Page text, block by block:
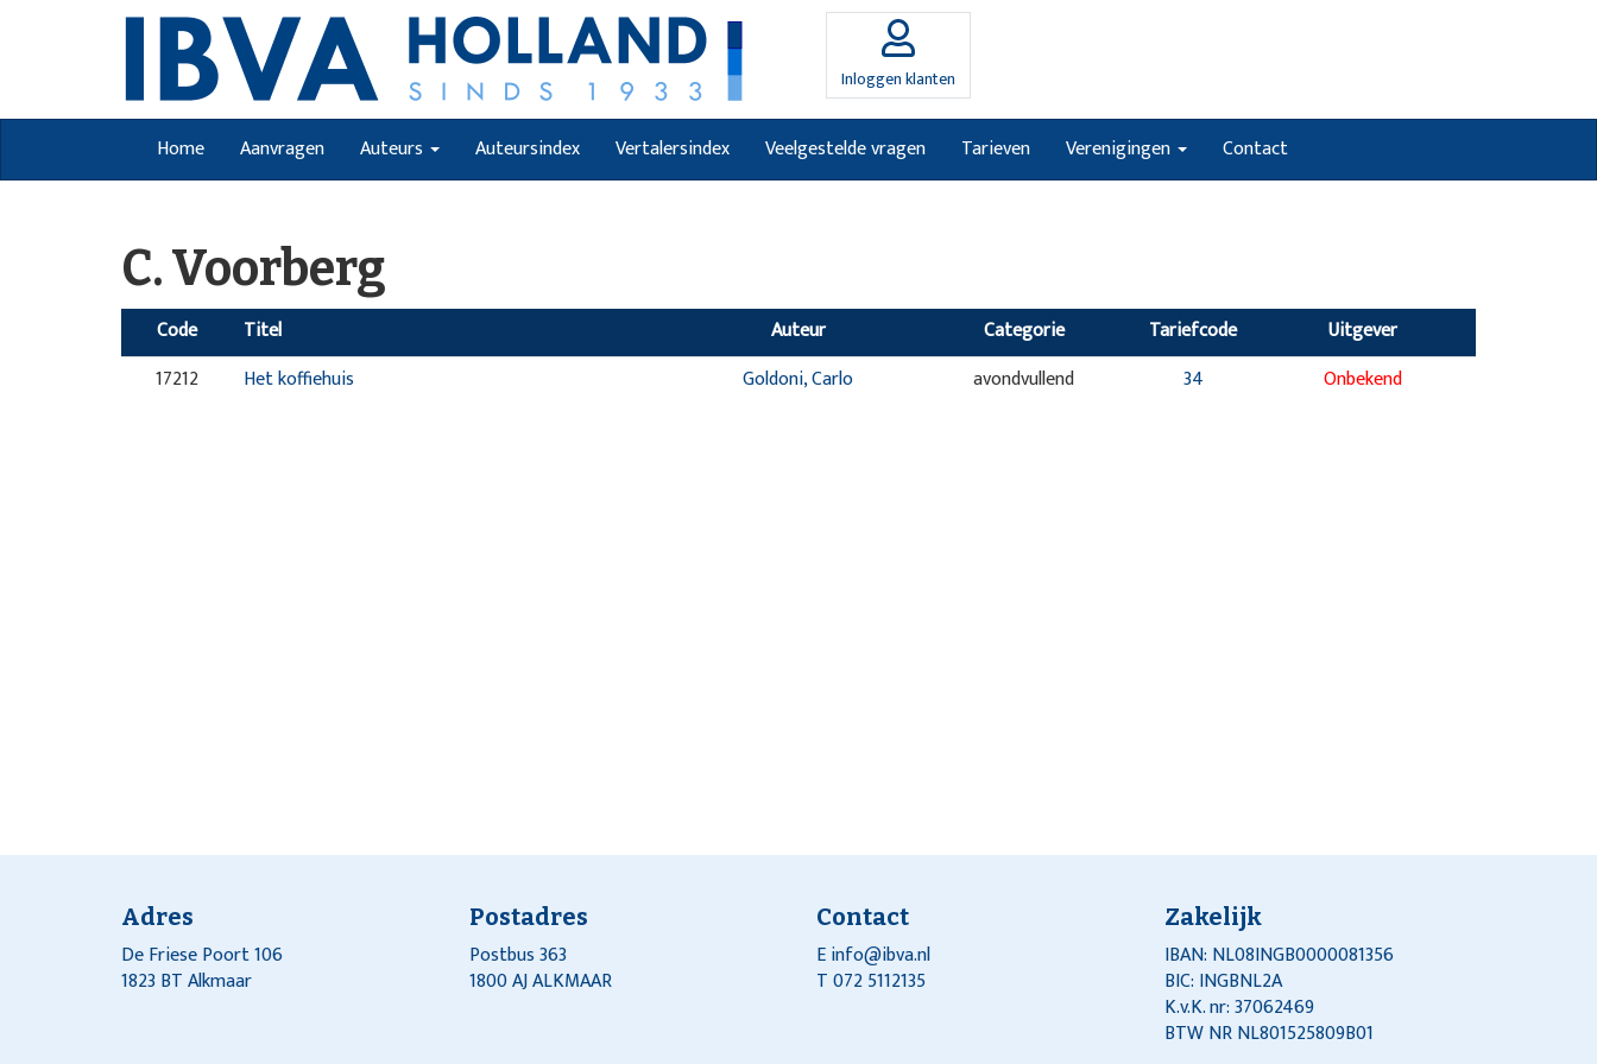
Inloggen klanten
Home Aanvragen Auteurs Auteursindex Vertalersindex Veelgestelde vragen Tarieven Verenigingen Contact
C. Voorberg
Code Titel Auteur Categorie Tariefcode
Uitgever
17212
Het koffiehuis Goldoni, Carlo avondvullend 34 Onbekend
Adres
De Friese Poort 106
1823 BT Alkmaar
Postadres
Postbus 363
1800 AJ ALKMAAR
Contact
Einfo@ibva.nl
T 072 5112135
Zakelijk
IBAN: NL08INGB0000081356
BIC: INGBNL2A
K.v.K. nr: 37062469
BTW NR NL801525809B01